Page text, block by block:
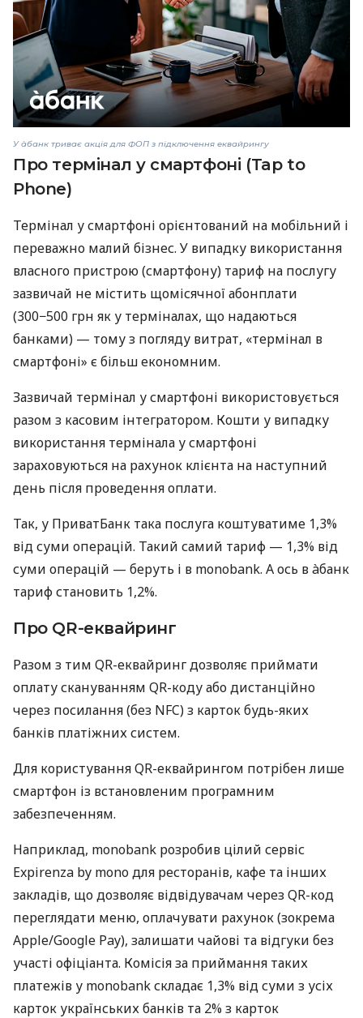
У àбанк триває акція для ФОП з підключення еквайрингу
Про термінал у смартфоні (Tap to
Phone)
Термінал у смартфоні орієнтований на мобільний і
переважно малий бізнес. У випадку використання
власного пристрою (смартфону) тариф на послугу
зазвичай не містить щомісячної абонплати
(300−500 грн як у терміналах, що надаються
банками) — тому з погляду витрат, «термінал в
смартфоні» є більш економним.
Зазвичай термінал у смартфоні використовується
разом з касовим інтегратором. Кошти у випадку
використання термінала у смартфоні
зараховуються на рахунок клієнта на наступний
день після проведення оплати.
Так, у ПриватБанк така послуга коштуватиме 1,3%
від суми операцій. Такий самий тариф — 1,3% від
суми операцій — беруть і в monobank. А ось в àбанк
тариф становить 1,2%.
Про QR-еквайринг
Разом з тим QR-еквайринг дозволяє приймати
оплату скануванням QR-коду або дистанційно
через посилання (без NFC) з карток будь-яких
банків платіжних систем.
Для користування QR-еквайрингом потрібен лише
смартфон із встановленим програмним
забезпеченням.
Наприклад, monobank розробив цілий сервіс
Expirenza by mono для ресторанів, кафе та інших
закладів, що дозволяє відвідувачам через QR-код
переглядати меню, оплачувати рахунок (зокрема
Apple/Google Pay), залишати чайові та відгуки без
участі офіціанта. Комісія за приймання таких
платежів у monobank складає 1,3% від суми з усіх
карток українських банків та 2% з карток